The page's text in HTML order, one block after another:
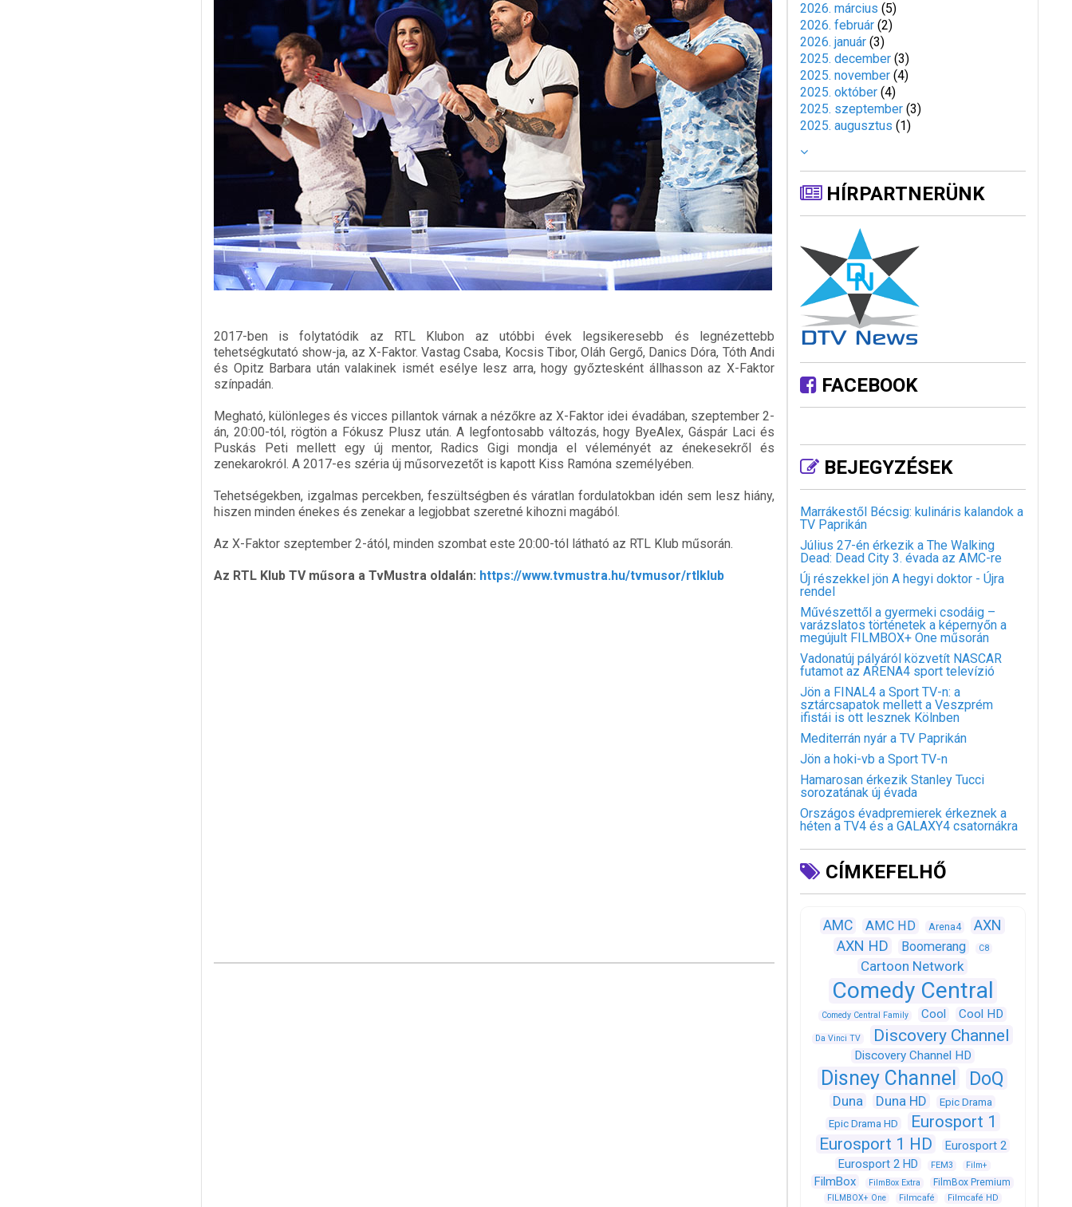
2017-ben is folytatódik az RTL Klubon az utóbbi évek legsikeresebb és legnézettebb
tehetségkutató show-ja, az X-Faktor. Vastag Csaba, Kocsis Tibor, Oláh Gergő, Danics Dóra, Tóth Andi
és Opitz Barbara után valakinek ismét esélye lesz arra, hogy győztesként állhasson az X-Faktor
színpadán.
Megható, különleges és vicces pillantok várnak a nézőkre az X-Faktor idei évadában, szeptember 2-
án, 20:00-tól, rögtön a Fókusz Plusz után. A legfontosabb változás, hogy ByeAlex, Gáspár Laci és
Puskás Peti mellett egy új mentor, Radics Gigi mondja el véleményét az énekesekről és
zenekarokról. A 2017-es széria új műsorvezetőt is kapott Kiss Ramóna személyében.
Tehetségekben, izgalmas percekben, feszültségben és váratlan fordulatokban idén sem lesz hiány,
hiszen minden énekes és zenekar a legjobbat szeretné kihozni magából.
Az X-Faktor szeptember 2-ától, minden szombat este 20:00-tól látható az RTL Klub műsorán.
Az RTL Klub TV műsora a TvMustra oldalán: https://www.tvmustra.hu/tvmusor/rtlklub
2026. március (5)
2026. február (2)
2026. január (3)
2025. december (3)
2025. november (4)
2025. október (4)
2025. szeptember (3)
2025. augusztus (1)
HÍRPARTNERÜNK
FACEBOOK
BEJEGYZÉSEK
Marrákestől Bécsig: kulináris kalandok a
TV Paprikán
Július 27-én érkezik a The Walking
Dead: Dead City 3. évada az AMC-re
Új részekkel jön A hegyi doktor - Újra
rendel
Művészettől a gyermeki csodáig –
varázslatos történetek a képernyőn a
megújult FILMBOX+ One műsorán
Vadonatúj pályáról közvetít NASCAR
futamot az ARENA4 sport televízió
Jön a FINAL4 a Sport TV-n: a
sztárcsapatok mellett a Veszprém
ifistái is ott lesznek Kölnben
Mediterrán nyár a TV Paprikán
Jön a hoki-vb a Sport TV-n
Hamarosan érkezik Stanley Tucci
sorozatának új évada
Országos évadpremierek érkeznek a
héten a TV4 és a GALAXY4 csatornákra
CÍMKEFELHŐ
AMC AMC HD Arena4
AXN
AXN HD
Boomerang C8
Cartoon Network
Comedy Central
Comedy Central Family Cool Cool HD
Da Vinci TV Discovery Channel
Discovery Channel HD
Disney Channel DoQ
Duna Duna HD
Epic Drama
Epic Drama HD
Eurosport 1
Eurosport 1 HD
Eurosport 2
Eurosport 2 HD
FEM3 Film+
FilmBox FilmBox Extra FilmBox Premium
FILMBOX+ One Filmcafé Filmcafé HD